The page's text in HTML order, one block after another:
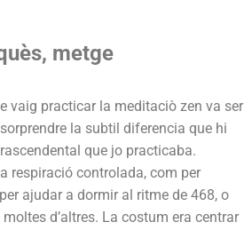
metge
vaig practicar la meditaciò zen va ser
la subtil diferencia que hi
que jo practicaba.
respiració controlada, com per
ajudar a dormir al ritme de 468, o
d’altres. La costum era centrar